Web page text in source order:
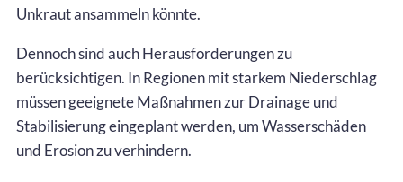
Unkraut ansammeln könnte.
Dennoch sind auch Herausforderungen zu
berücksichtigen. In Regionen mit starkem Niederschlag
müssen geeignete Maßnahmen zur Drainage und
Stabilisierung eingeplant werden, um Wasserschäden
und Erosion zu verhindern.